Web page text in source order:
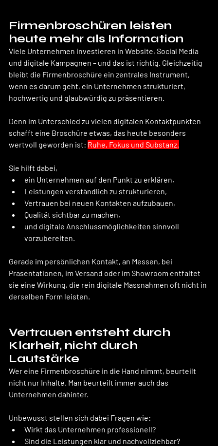
Firmenbroschüren leisten
heute mehr als Information
Viele Unternehmen investieren in Website, Social Media
und digitale Kampagnen – und das ist richtig. Gleichzeitig
bleibt die Firmenbroschüre ein zentrales Instrument,
wenn es darum geht, ein Unternehmen strukturiert,
hochwertig und glaubwürdig zu präsentieren.
Denn im Unterschied zu vielen digitalen Kontaktpunkten
schafft eine Broschüre etwas, das heute besonders
wertvoll geworden ist: Ruhe, Fokus und Substanz.
Sie hilft dabei,
ein Unternehmen auf den Punkt zu erklären,
Leistungen verständlich zu strukturieren,
Vertrauen bei neuen Kontakten aufzubauen,
Qualität sichtbar zu machen,
und digitale Anschlussmöglichkeiten sinnvoll
vorzubereiten.
Gerade im persönlichen Kontakt, an Messen, bei
Präsentationen, im Versand oder im Showroom entfaltet
sie eine Wirkung, die rein digitale Massnahmen oft nicht in
derselben Form leisten.
Vertrauen entsteht durch
Klarheit, nicht durch
Lautstärke
Wer eine Firmenbroschüre in die Hand nimmt, beurteilt
nicht nur Inhalte. Man beurteilt immer auch das
Unternehmen dahinter.
Unbewusst stellen sich dabei Fragen wie:
Wirkt das Unternehmen professionell?
Sind die Leistungen klar und nachvollziehbar?